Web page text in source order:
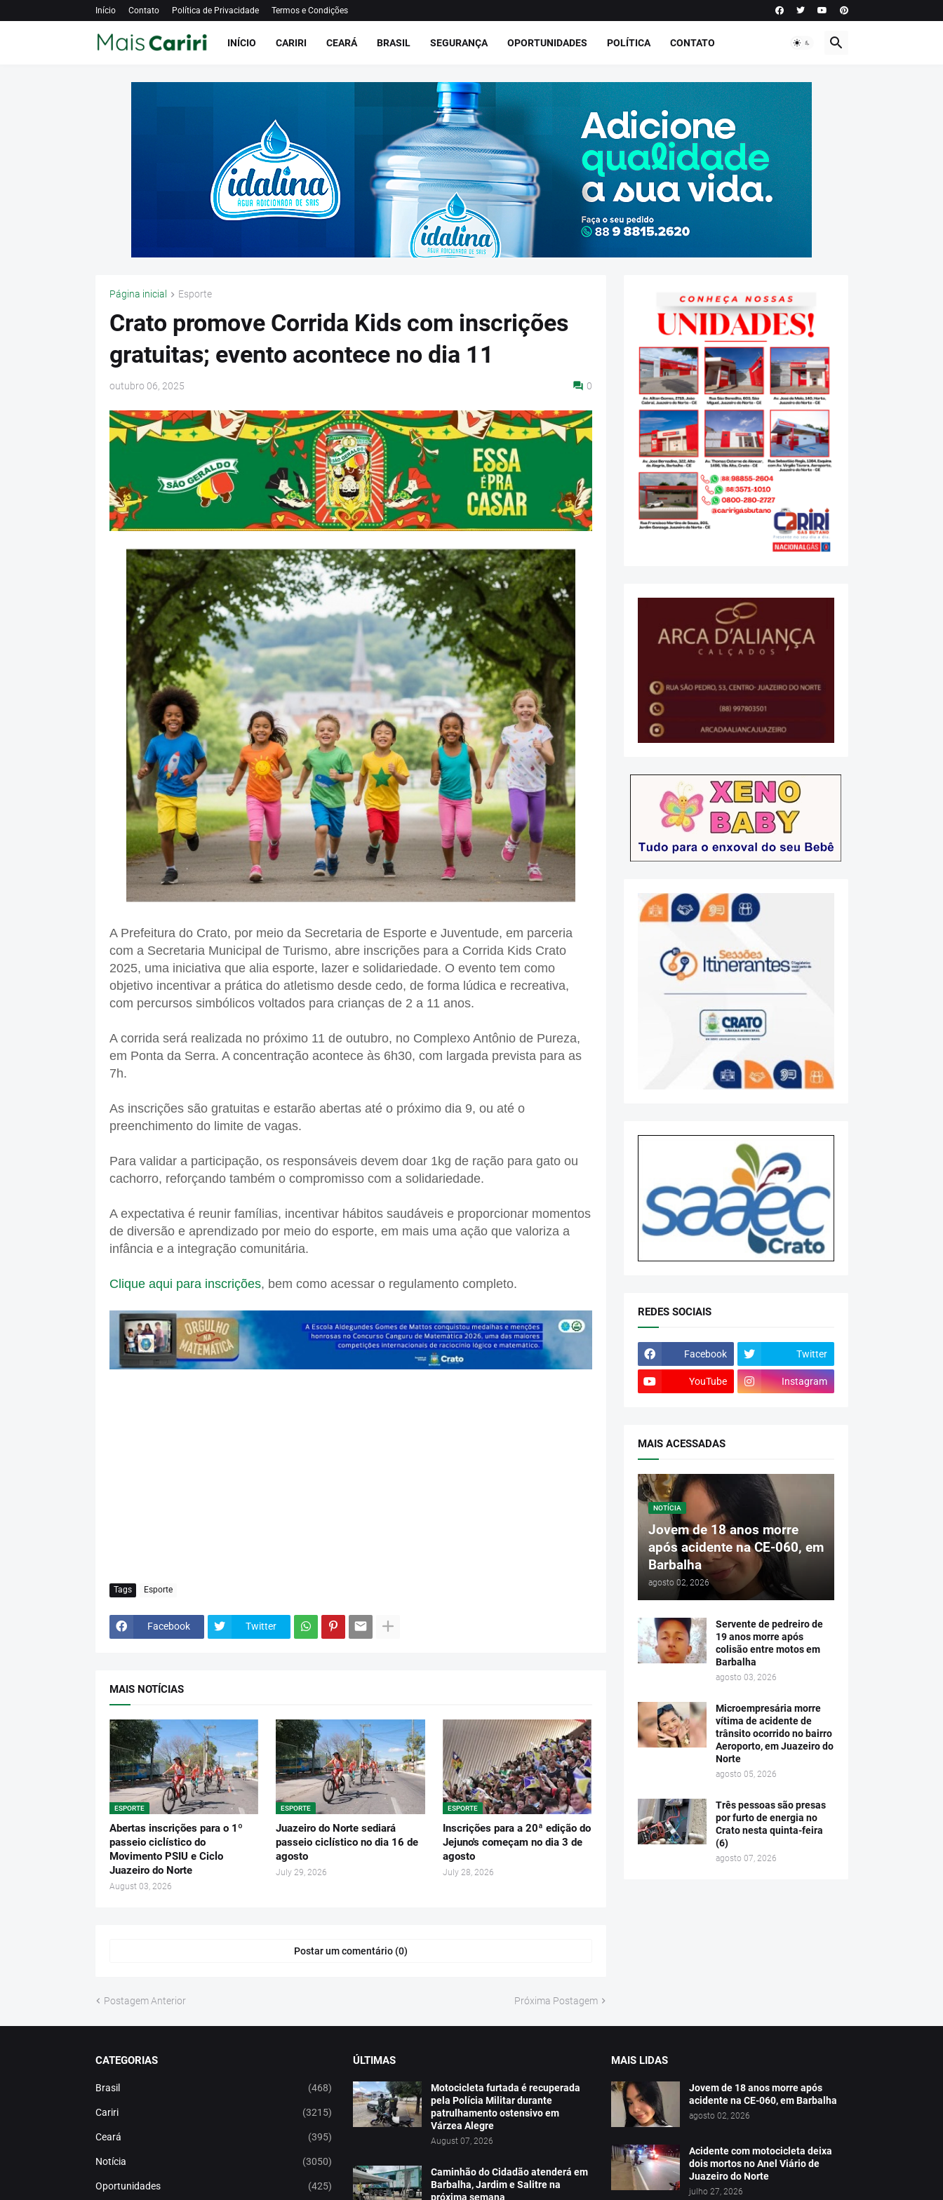
Início Contato Política de Privacidade Termos e Condições
INÍCIO CARIRI CEARÁ BRASIL SEGURANÇA OPORTUNIDADES POLÍTICA CONTATO
Página inicial Esporte
Crato promove Corrida Kids com inscrições
gratuitas; evento acontece no dia 11
outubro 06, 2025 0
A Prefeitura do Crato, por meio da Secretaria de Esporte e Juventude, em parceria
com a Secretaria Municipal de Turismo, abre inscrições para a Corrida Kids Crato
2025, uma iniciativa que alia esporte, lazer e solidariedade. O evento tem como
objetivo incentivar a prática do atletismo desde cedo, de forma lúdica e recreativa,
com percursos simbólicos voltados para crianças de 2 a 11 anos.
A corrida será realizada no próximo 11 de outubro, no Complexo Antônio de Pureza,
em Ponta da Serra. A concentração acontece às 6h30, com largada prevista para as
7h.
As inscrições são gratuitas e estarão abertas até o próximo dia 9, ou até o
preenchimento do limite de vagas.
Para validar a participação, os responsáveis devem doar 1kg de ração para gato ou
cachorro, reforçando também o compromisso com a solidariedade.
A expectativa é reunir famílias, incentivar hábitos saudáveis e proporcionar momentos
de diversão e aprendizado por meio do esporte, em mais uma ação que valoriza a
infância e a integração comunitária.
Clique aqui para inscrições, bem como acessar o regulamento completo.
Tags Esporte
Facebook Twitter
MAIS NOTÍCIAS
ESPORTE
Abertas inscrições para o 1º
passeio ciclístico do
Movimento PSIU e Ciclo
Juazeiro do Norte
August 03, 2026
ESPORTE
Juazeiro do Norte sediará
passeio ciclístico no dia 16 de
agosto
July 29, 2026
ESPORTE
Inscrições para a 20ª edição do
Jejuno's começam no dia 3 de
agosto
July 28, 2026
Postar um comentário (0)
Postagem Anterior Próxima Postagem
REDES SOCIAIS
Facebook Twitter
YouTube Instagram
MAIS ACESSADAS
NOTÍCIA
Jovem de 18 anos morre
após acidente na CE-060, em
Barbalha
agosto 02, 2026
Servente de pedreiro de
19 anos morre após
colisão entre motos em
Barbalha
agosto 03, 2026
Microempresária morre
vítima de acidente de
trânsito ocorrido no bairro
Aeroporto, em Juazeiro do
Norte
agosto 05, 2026
Três pessoas são presas
por furto de energia no
Crato nesta quinta-feira
(6)
agosto 07, 2026
CATEGORIAS
Brasil (468)
Cariri (3215)
Ceará (395)
Notícia (3050)
Oportunidades (425)
ÚLTIMAS
Motocicleta furtada é recuperada
pela Polícia Militar durante
patrulhamento ostensivo em
Várzea Alegre
August 07, 2026
Caminhão do Cidadão atenderá em
Barbalha, Jardim e Salitre na
próxima semana
MAIS LIDAS
Jovem de 18 anos morre após
acidente na CE-060, em Barbalha
agosto 02, 2026
Acidente com motocicleta deixa
dois mortos no Anel Viário de
Juazeiro do Norte
julho 27, 2026